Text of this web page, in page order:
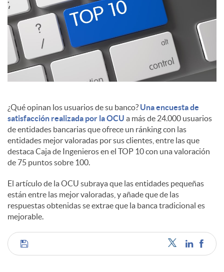
d
e
c
o
n
t
e
n
¿Qué opinan los usuarios de su banco? Una encuesta de
satisfacción realizada por la OCU a más de 24.000 usuarios
de entidades bancarias que ofrece un ránking con las
entidades mejor valoradas por sus clientes, entre las que
destaca Caja de Ingenieros en el TOP 10 con una valoración
de 75 puntos sobre 100.
El artículo de la OCU subraya que las entidades pequeñas
están entre las mejor valoradas, y añade que de las
respuestas obtenidas se extrae que la banca tradicional es
mejorable.
C